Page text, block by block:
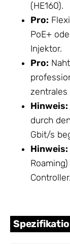
(HE160).
Pro:
PoE+
Injektor.
Pro:
zentrales
Hinweis:
durch
Gbit/s
Hinweis:
Controller.